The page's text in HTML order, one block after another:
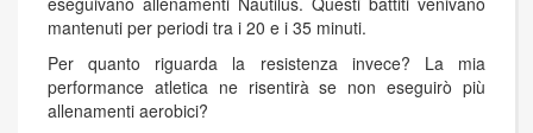
mantenuti per periodi tra i 20 e i 35 minuti.
Per quanto riguarda la resistenza invece? La mia
performance atletica ne risentirà se non eseguirò più
allenamenti aerobici?